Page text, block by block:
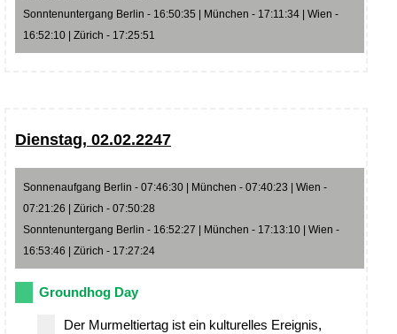
Sonntenuntergang Berlin - 16:50:35 | München - 17:11:34 | Wien -
16:52:10 | Zürich - 17:25:51
Dienstag, 02.02.2247
Sonnenaufgang Berlin - 07:46:30 | München - 07:40:23 | Wien -
07:21:26 | Zürich - 07:50:28
Sonntenuntergang Berlin - 16:52:27 | München - 17:13:10 | Wien -
16:53:46 | Zürich - 17:27:24
Groundhog Day
Der Murmeltiertag ist ein kulturelles Ereignis,